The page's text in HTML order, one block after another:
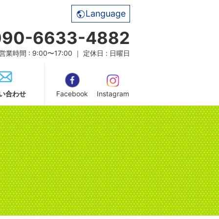
Language
6633-4882
業時間 : 9:00〜17:00 ｜ 定休日 : 日曜日
合わせ Facebook Instagram